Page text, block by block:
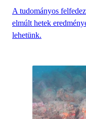
A tudományos
elmúlt hetek
lehetünk.